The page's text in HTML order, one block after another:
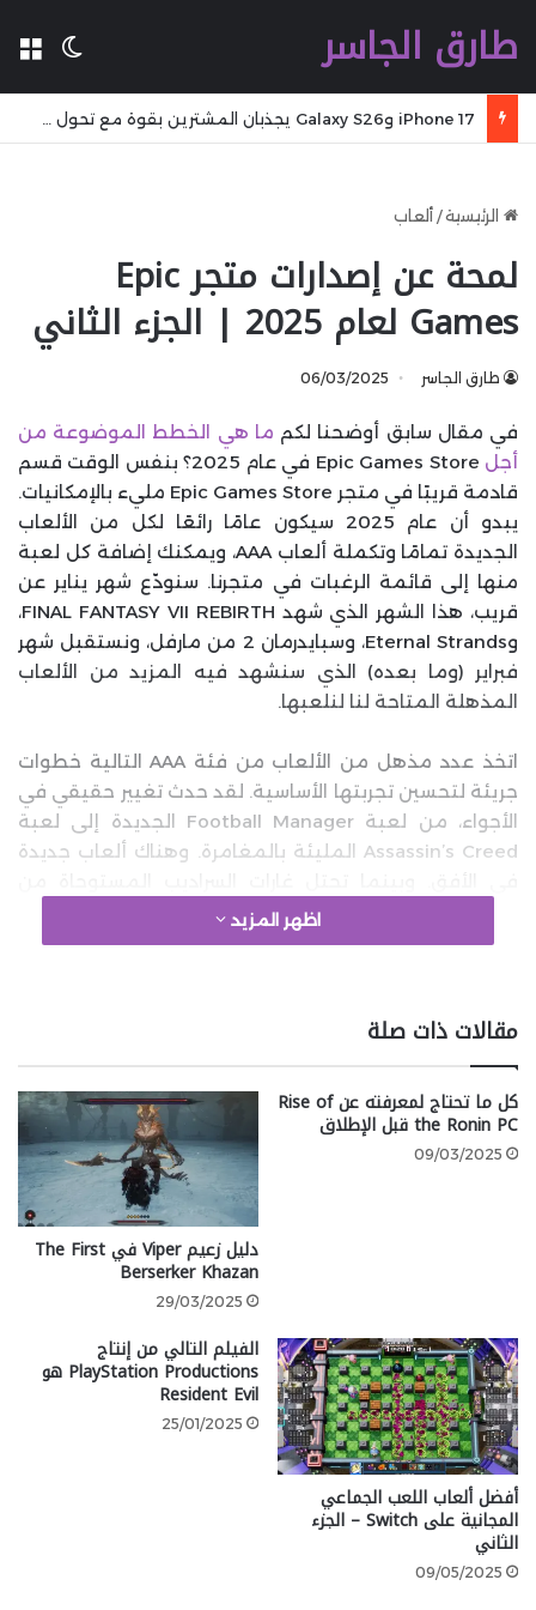
طارق الجاسر
الرئيسية/ ألعاب
لمحة عن إصدارات متجر Epic
Games لعام 2025 | الجزء الثاني
طارق الجاسر 06/03/2025
في مقال سابق أوضحنا لكم ما هي الخطط الموضوعة من
أجل
Epic Games Store في عام 2025؟ بنفس الوقت قسم
قادمة قريبًا في متجر Epic Games Store مليء بالإمكانيات.
يبدو أن عام 2025 سيكون عامًا رائعًا لكل من الألعاب
الجديدة تمامًا وتكملة ألعاب AAA، ويمكنك إضافة كل لعبة
منها إلى قائمة الرغبات في متجرنا. سنودّع شهر يناير عن
قريب، هذا الشهر الذي شهد FINAL FANTASY VII REBIRTH،
وEternal Strands، وسبايدرمان 2 من مارفل، ونستقبل شهر
فبراير (وما بعده) الذي سنشهد فيه المزيد من الألعاب
المذهلة المتاحة لنا لنلعبها.
اتخذ عدد مذهل من الألعاب من فئة AAA التالية خطوات
جريئة لتحسين تجربتها الأساسية. لقد حدث تغيير حقيقي في
الأجواء، من لعبة Football Manager الجديدة إلى لعبة
Assassin’s Creed المليئة بالمغامرة. وهناك ألعاب جديدة
أعمال دانتي الصدارة، تتبعها محاكاة سايبربنك للحياة بطابع
الخيال العلمي.
يمكنكم الاطلاع علىالجزء الأول من هنا.
Subnautica 2
تاريخ الإصدار: قادمة قريبًا
اظهر المزيد
مقالات ذات صلة
كل ما تحتاج لمعرفته عن Rise of
the Ronin PC قبل الإطلاق
09/03/2025
دليل زعيم Viper في The First
Berserker Khazan
29/03/2025
أفضل ألعاب اللعب الجماعي
المجانية على Switch – الجزء
الثاني
09/05/2025
الفيلم التالي من إنتاج
PlayStation Productions هو
Resident Evil
25/01/2025